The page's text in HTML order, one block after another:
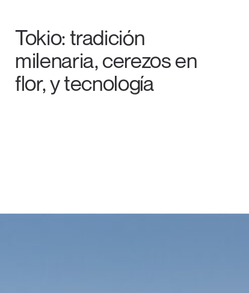
Tokio: tradición
milenaria, cerezos en
flor, y tecnología